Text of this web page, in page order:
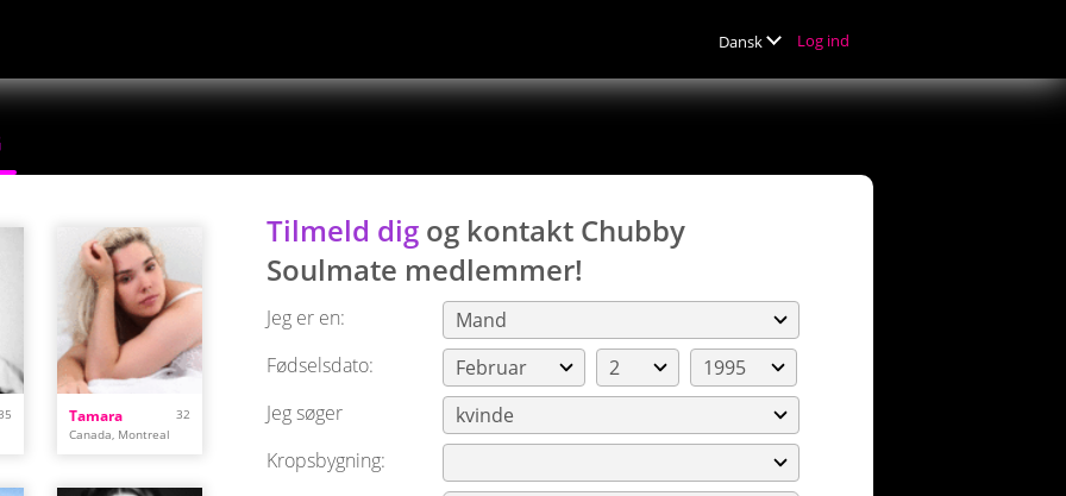
Dansk Log ind
Tamara
32
Canada, Montreal
Tilmeld dig og kontakt Chubby
Soulmate medlemmer!
Jeg er en:
Fødselsdato:
Jeg søger
Kropsbygning: